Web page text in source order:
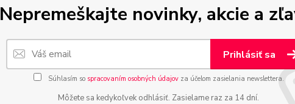
Nepremeškajte novinky, akcie a
Prihlásiť sa
Súhlasím so spracovaním osobných údajovza účelom zasielania newslettera.
Môžete sa kedykoľvek odhlásiť. Zasielame raz za 14 dní.